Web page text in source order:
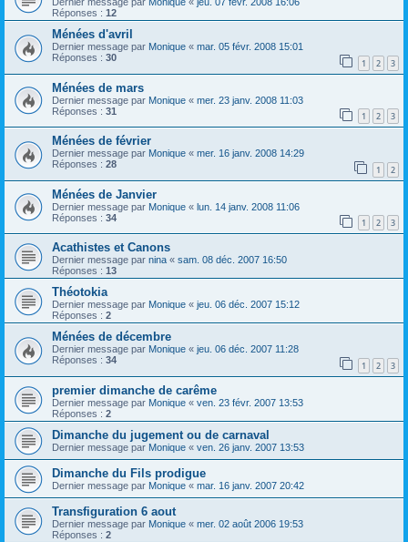
Réponses : 12
Ménées d'avril
Dernier message par Monique « mar. 05 févr. 2008 15:01
Réponses : 30 1 2 3
Ménées de mars
Dernier message par Monique « mer. 23 janv. 2008 11:03
Réponses : 31 1 2 3
Ménées de février
Dernier message par Monique « mer. 16 janv. 2008 14:29
Réponses : 28 1 2
Ménées de Janvier
Dernier message par Monique « lun. 14 janv. 2008 11:06
Réponses : 34 1 2 3
Acathistes et Canons
Dernier message par nina « sam. 08 déc. 2007 16:50
Réponses : 13
Théotokia
Dernier message par Monique « jeu. 06 déc. 2007 15:12
Réponses : 2
Ménées de décembre
Dernier message par Monique « jeu. 06 déc. 2007 11:28
Réponses : 34 1 2 3
premier dimanche de carême
Dernier message par Monique « ven. 23 févr. 2007 13:53
Réponses : 2
Dimanche du jugement ou de carnaval
Dernier message par Monique « ven. 26 janv. 2007 13:53
Dimanche du Fils prodigue
Dernier message par Monique « mar. 16 janv. 2007 20:42
Transfiguration 6 aout
Dernier message par Monique « mer. 02 août 2006 19:53
Réponses : 2